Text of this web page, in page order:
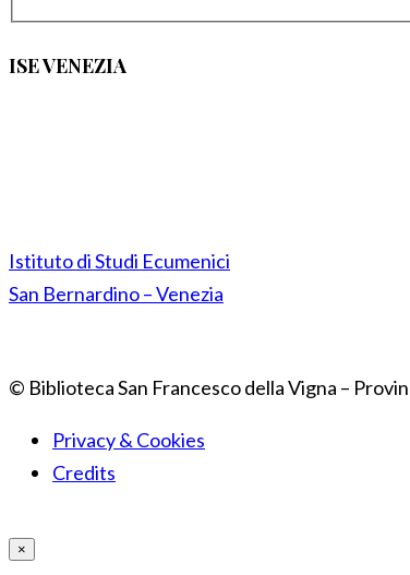
ISE VENEZIA
Istituto di Studi Ecumenici
San Bernardino – Venezia
© Biblioteca San Francesco della Vigna –
Privacy & Cookies
Credits
×